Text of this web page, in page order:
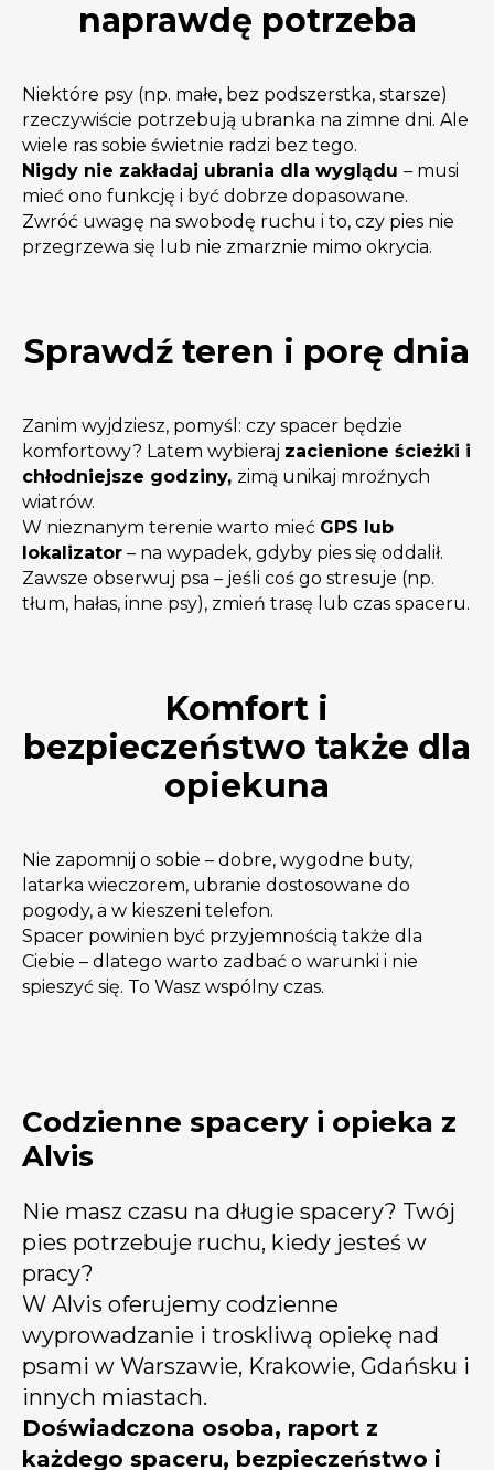
naprawdę potrzeba
Niektóre psy (np. małe, bez podszerstka, starsze)
rzeczywiście potrzebują ubranka na zimne dni. Ale
wiele ras sobie świetnie radzi bez tego.
Nigdy nie zakładaj ubrania dla wyglądu – musi
mieć ono funkcję i być dobrze dopasowane.
Zwróć uwagę na swobodę ruchu i to, czy pies nie
przegrzewa się lub nie zmarznie mimo okrycia.
Sprawdź teren i porę dnia
Zanim wyjdziesz, pomyśl: czy spacer będzie
komfortowy? Latem wybieraj zacienione ścieżki i
chłodniejsze godziny, zimą unikaj mroźnych
wiatrów.
W nieznanym terenie warto mieć GPS lub
lokalizator – na wypadek, gdyby pies się oddalił.
Zawsze obserwuj psa – jeśli coś go stresuje (np.
tłum, hałas, inne psy), zmień trasę lub czas spaceru.
Komfort i
bezpieczeństwo także dla
opiekuna
Nie zapomnij o sobie – dobre, wygodne buty,
latarka wieczorem, ubranie dostosowane do
pogody, a w kieszeni telefon.
Spacer powinien być przyjemnością także dla
Ciebie – dlatego warto zadbać o warunki i nie
spieszyć się. To Wasz wspólny czas.
Codzienne spacery i opieka z
Alvis
Nie masz czasu na długie spacery? Twój
pies potrzebuje ruchu, kiedy jesteś w
pracy?
W Alvis oferujemy codzienne
wyprowadzanie i troskliwą opiekę nad
psami w Warszawie, Krakowie, Gdańsku i
innych miastach.
Doświadczona osoba, raport z
każdego spaceru, bezpieczeństwo i